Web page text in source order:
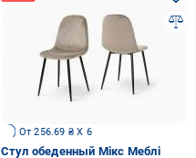
От 256.69 ₴ X 6
Стул обеденный Мікс Меблі